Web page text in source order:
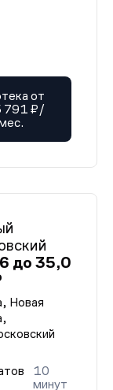
от
791 ₽/
до 35,0
Новая
10
минут